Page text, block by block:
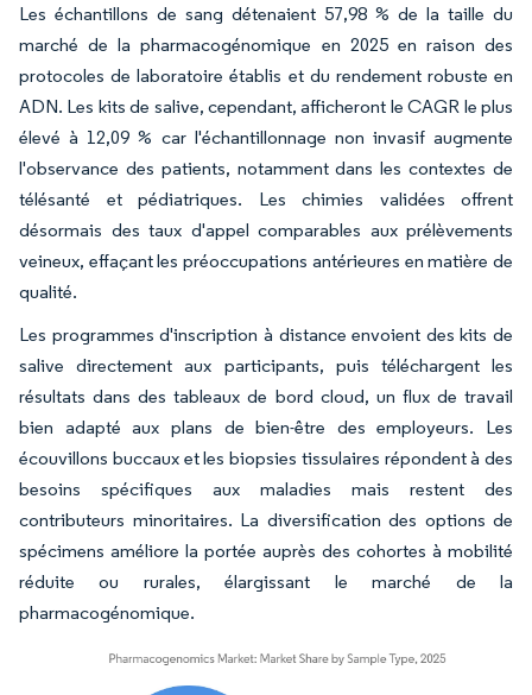
Les échantillons de sang détenaient 57,98 % de la taille du
marché de la pharmacogénomique en 2025 en raison des
protocoles de laboratoire établis et du rendement robuste en
ADN. Les kits de salive, cependant, afficheront le CAGR le plus
élevé à 12,09 % car l'échantillonnage non invasif augmente
l'observance des patients, notamment dans les contextes de
télésanté et pédiatriques. Les chimies validées offrent
désormais des taux d'appel comparables aux prélèvements
veineux, effaçant les préoccupations antérieures en matière de
qualité.
Les programmes d'inscription à distance envoient des kits de
salive directement aux participants, puis téléchargent les
résultats dans des tableaux de bord cloud, un flux de travail
bien adapté aux plans de bien-être des employeurs. Les
écouvillons buccaux et les biopsies tissulaires répondent à des
besoins spécifiques aux maladies mais restent des
contributeurs minoritaires. La diversification des options de
spécimens améliore la portée auprès des cohortes à mobilité
réduite ou rurales, élargissant le marché de la
pharmacogénomique.